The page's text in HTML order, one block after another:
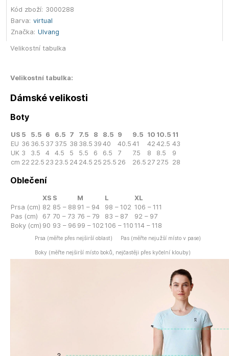
Kód zboží: 3000288
Barva: virtual
Značka: Ulvang
Velikostní tabulka
Velikostní tabulka:
Dámské velikosti
Boty
US 5 5.5 6 6.5 7 7.5 8 8.5 9 9.5 10 10.5 11
EU 36 36.5 37 37.5 38 38.5 39 40 40.5 41 42 42.5 43
UK 3 3.5 4 4.5 5 5.5 6 6.5 7 7.5 8 8.5
9
cm 22 22.5 23 23.5 24 24.5 25 25.5 26 26.5 27 27.5 28
Oblečení
XS S M L
XL
Prsa (cm) 82 85 – 88 91 – 94 98 – 102 106 – 111
Pas (cm)
67 70 – 73 76 – 79 83 – 87
92 – 97
Boky (cm) 90 93 – 96 99 – 102 106 – 110 114 – 118
Prsa (měřte přes nejširší oblast) Pas (měřte nejužší místo v pase)
Boky (měřte nejširší místo boků, nejčastěji přes kyčelní klouby)